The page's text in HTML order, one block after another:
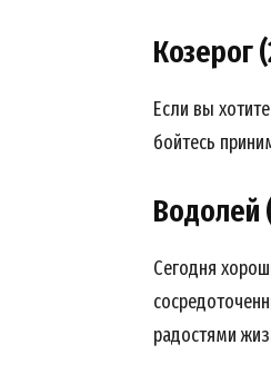
Козерог
Если вы
бойтесь
Водолей
Сегодня
радостями